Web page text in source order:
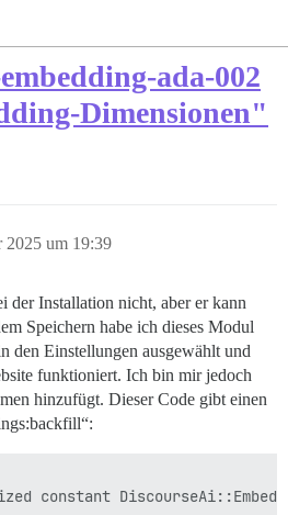
ada-002
Dimensionen"
2025 um 19:39
der Installation nicht, aber er kann
Speichern habe ich dieses Modul
den Einstellungen ausgewählt und
funktioniert. Ich bin mir jedoch
hinzufügt. Dieser Code gibt einen
constant